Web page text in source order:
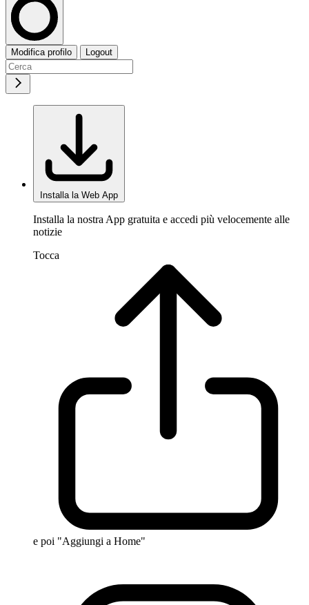
Modifica profilo Logout
Installa la Web App
Installa la nostra App gratuita e accedi più velocemente alle
notizie
Tocca
e poi "Aggiungi a Home"